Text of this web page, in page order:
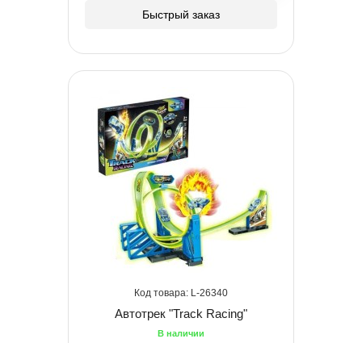
Быстрый заказ
26340
Автотрек "Track Racing"